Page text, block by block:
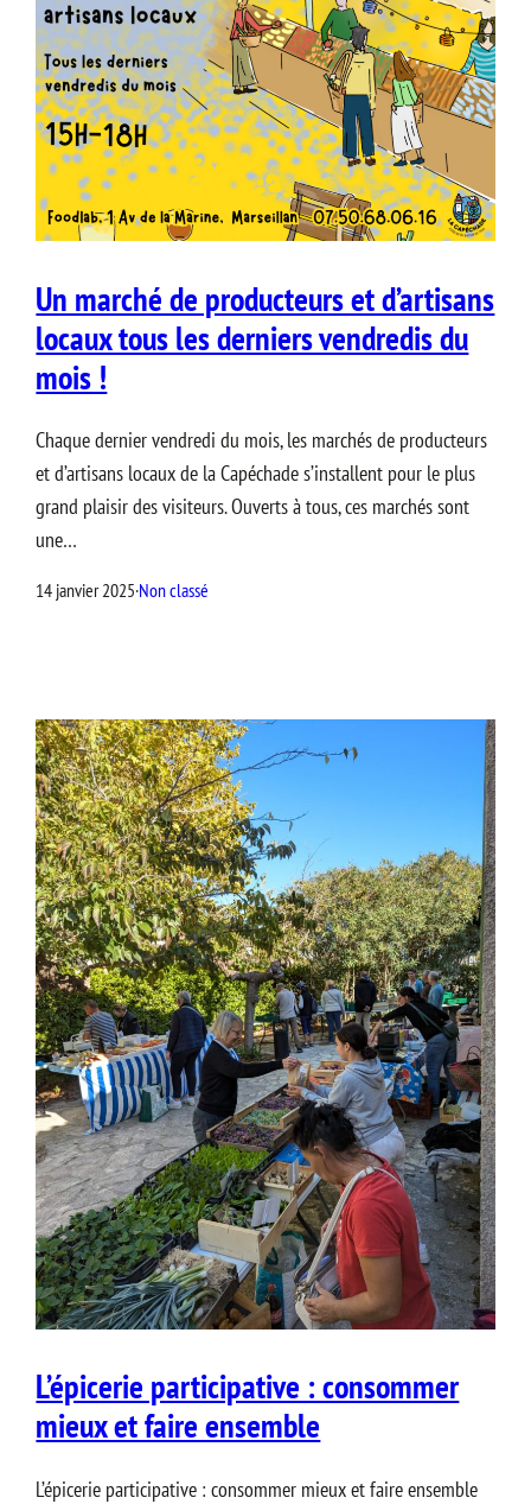
Un marché de producteurs et d’artisans
locaux tous les derniers vendredis du
mois !
Chaque dernier vendredi du mois, les marchés de producteurs
et d’artisans locaux de la Capéchade s’installent pour le plus
grand plaisir des visiteurs. Ouverts à tous, ces marchés sont
une…
14 janvier 2025·Non classé
L’épicerie participative : consommer
mieux et faire ensemble
L’épicerie participative : consommer mieux et faire ensemble